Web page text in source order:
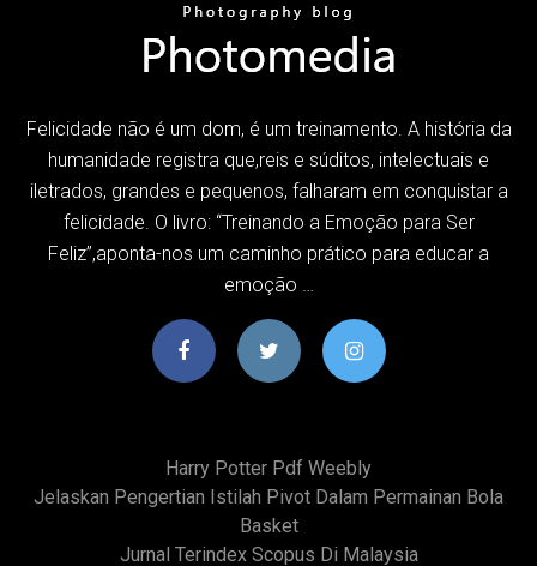
Felicidade não é um dom, é um treinamento. A história da
humanidade registra que,reis e súditos, intelectuais e
iletrados, grandes e pequenos, falharam em conquistar a
felicidade. O livro: “Treinando a Emoção para Ser
Feliz”,aponta-nos um caminho prático para educar a
emoção …
Harry Potter Pdf Weebly
Jelaskan Pengertian Istilah Pivot Dalam Permainan Bola
Basket
Jurnal Terindex Scopus Di Malaysia